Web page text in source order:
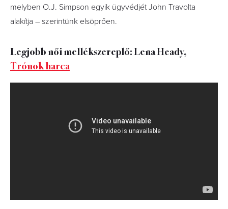
melyben O.J. Simpson egyik ügyvédjét John Travolta
alakítja – szerintünk elsöprően.
Legjobb női mellékszereplő: Lena Heady,
Trónok harca